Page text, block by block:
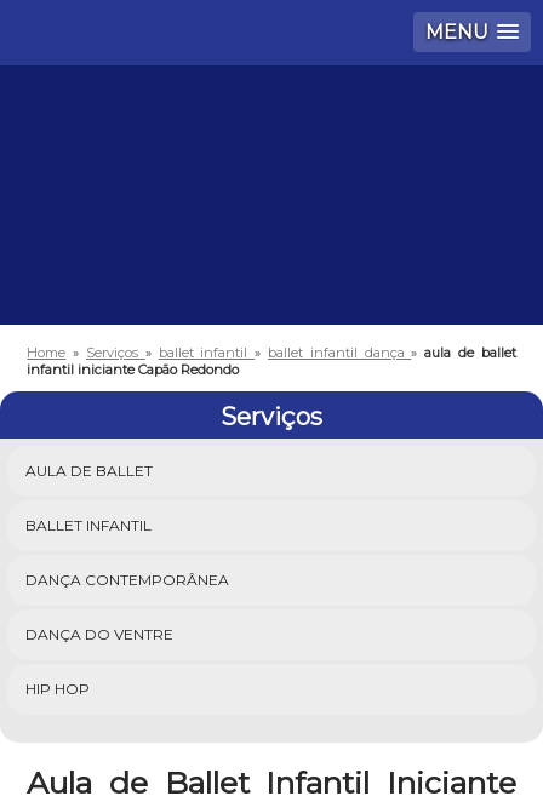
MENU
Home » Serviços » ballet infantil» ballet infantil dança»aula de ballet
infantil iniciante Capão Redondo
Serviços
AULA DE BALLET
BALLET INFANTIL
DANÇA CONTEMPORÂNEA
DANÇA DO VENTRE
HIP HOP
Aula de Ballet Infantil Iniciante